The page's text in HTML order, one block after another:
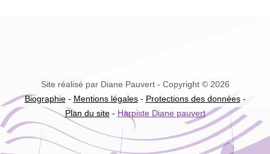
Site réalisé par Diane Pauvert - Copyright © 2026
Biographie- Mentions légales- Protections des données-
Plan du site- Harpiste Diane pauvert